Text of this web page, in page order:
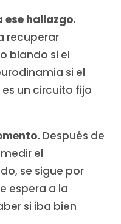
ese hallazgo.
recuperar
blando si el
si el
un circuito fijo
Después de
el
se sigue por
espera a la
si iba bien